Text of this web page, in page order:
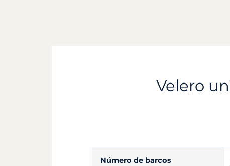
Velero
Número de barcos